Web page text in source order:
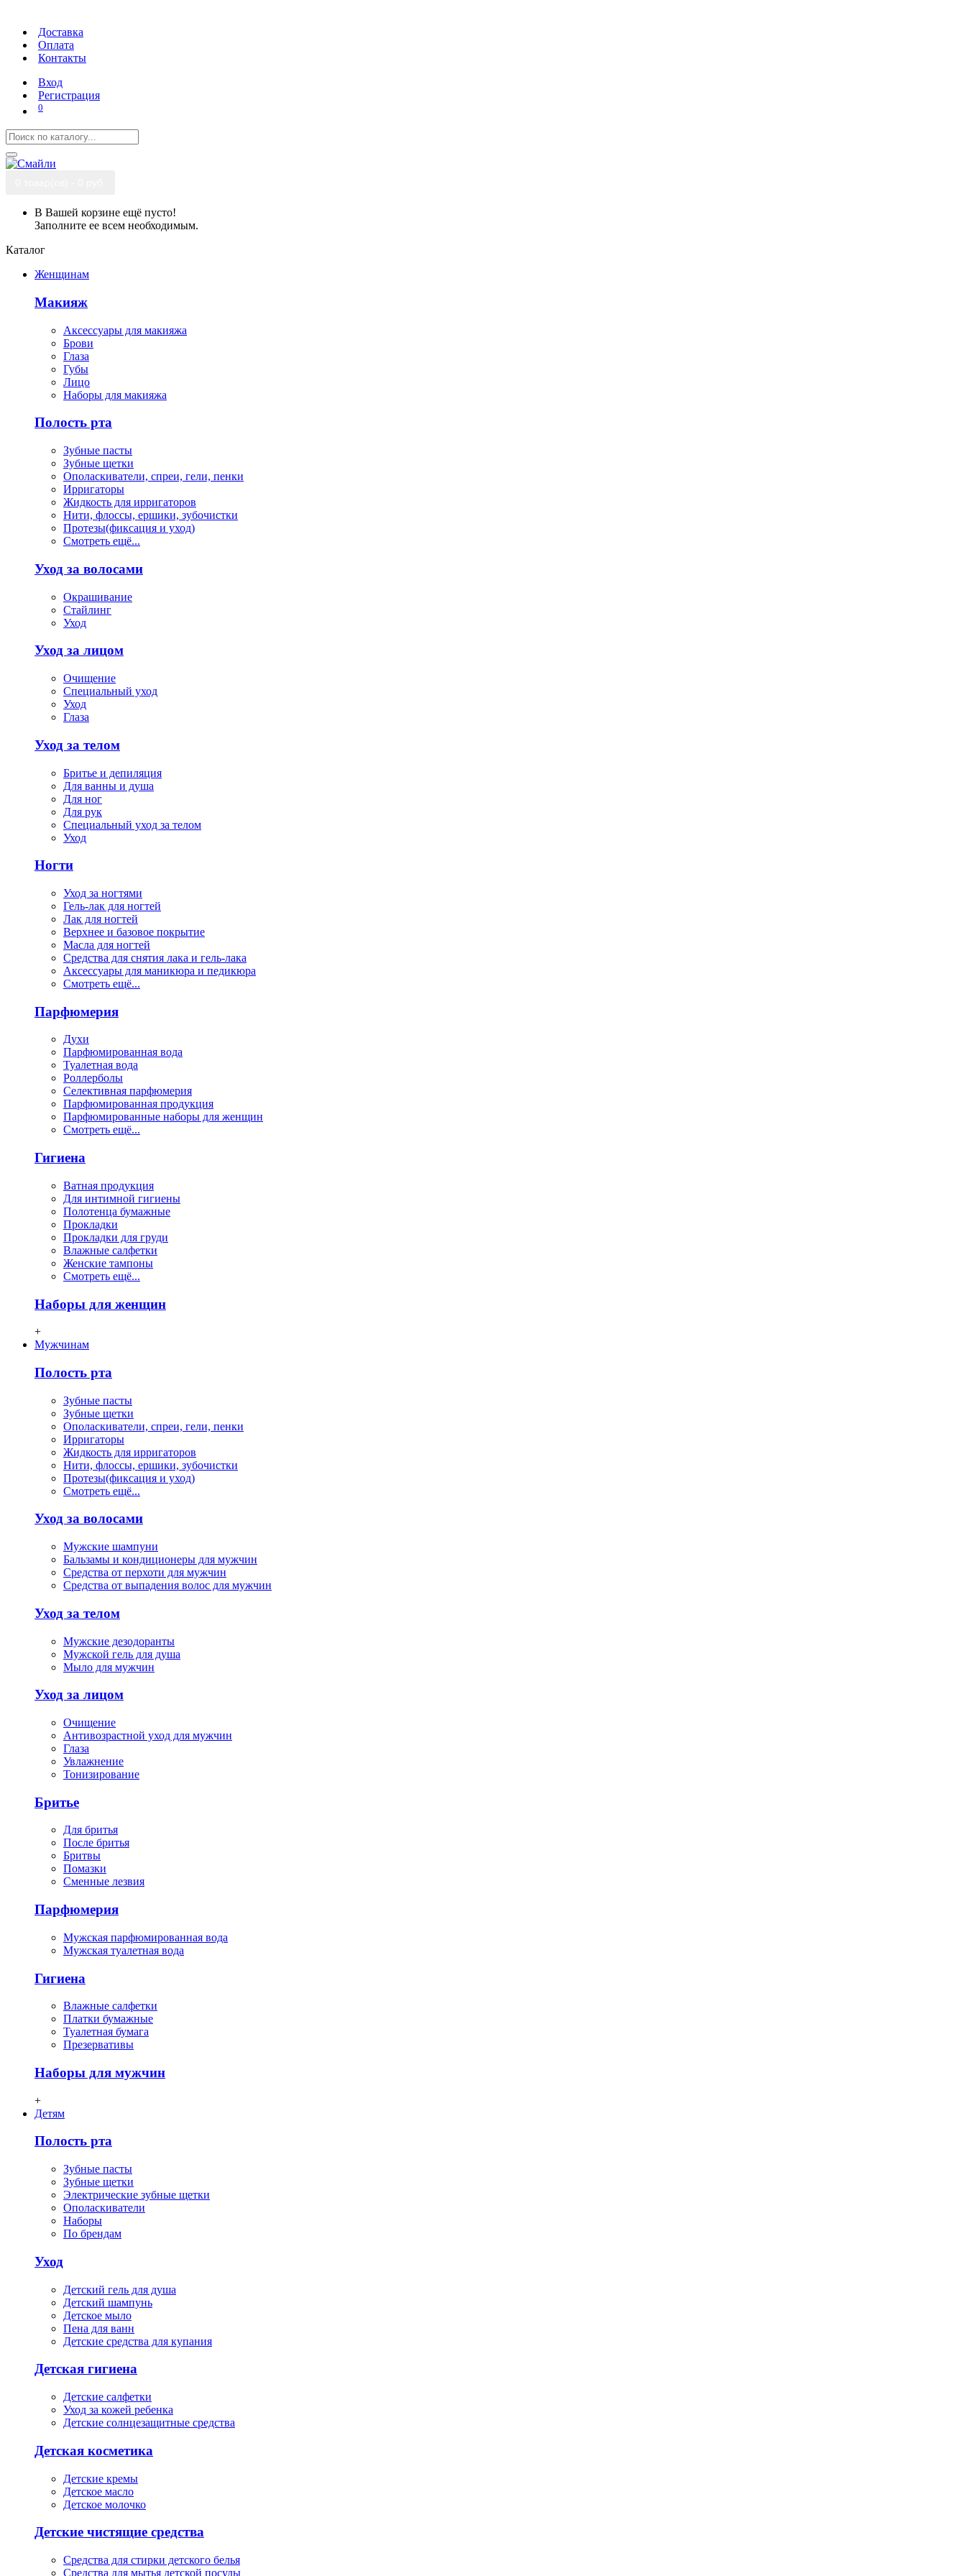
Доставка
Оплата
Контакты
Вход
Регистрация
0
В Вашей корзине ещё пусто!
Заполните ее всем необходимым.
Каталог
Женщинам
Макияж
Аксессуары для макияжа
Брови
Глаза
Губы
Лицо
Наборы для макияжа
Полость рта
Зубные пасты
Зубные щетки
Ополаскиватели, спреи, гели, пенки
Ирригаторы
Жидкость для ирригаторов
Нити, флоссы, ершики, зубочистки
Протезы(фиксация и уход)
Смотреть ещё...
Уход за волосами
Окрашивание
Стайлинг
Уход
Уход за лицом
Очищение
Специальный уход
Уход
Глаза
Уход за телом
Бритье и депиляция
Для ванны и душа
Для ног
Для рук
Специальный уход за телом
Уход
Ногти
Уход за ногтями
Гель-лак для ногтей
Лак для ногтей
Верхнее и базовое покрытие
Масла для ногтей
Средства для снятия лака и гель-лака
Аксессуары для маникюра и педикюра
Смотреть ещё...
Парфюмерия
Духи
Парфюмированная вода
Туалетная вода
Роллерболы
Селективная парфюмерия
Парфюмированная продукция
Парфюмированные наборы для женщин
Смотреть ещё...
Гигиена
Ватная продукция
Для интимной гигиены
Полотенца бумажные
Прокладки
Прокладки для груди
Влажные салфетки
Женские тампоны
Смотреть ещё...
Наборы для женщин
+
Мужчинам
Полость рта
Зубные пасты
Зубные щетки
Ополаскиватели, спреи, гели, пенки
Ирригаторы
Жидкость для ирригаторов
Нити, флосcы, ершики, зубочистки
Протезы(фиксация и уход)
Смотреть ещё...
Уход за волосами
Мужские шампуни
Бальзамы и кондиционеры для мужчин
Средства от перхоти для мужчин
Средства от выпадения волос для мужчин
Уход за телом
Мужские дезодоранты
Мужской гель для душа
Мыло для мужчин
Уход за лицом
Очищение
Антивозрастной уход для мужчин
Глаза
Увлажнение
Тонизирование
Бритье
Для бритья
После бритья
Бритвы
Помазки
Сменные лезвия
Парфюмерия
Мужская парфюмированная вода
Мужская туалетная вода
Гигиена
Влажные салфетки
Платки бумажные
Туалетная бумага
Презервативы
Наборы для мужчин
+
Детям
Полость рта
Зубные пасты
Зубные щетки
Электрические зубные щетки
Ополаскиватели
Наборы
По брендам
Уход
Детский гель для душа
Детский шампунь
Детское мыло
Пена для ванн
Детские средства для купания
Детская гигиена
Детские салфетки
Уход за кожей ребенка
Детские солнцезащитные средства
Детская косметика
Детские кремы
Детское масло
Детское молочко
Детские чистящие средства
Средства для стирки детского белья
Средства для мытья детской посуды